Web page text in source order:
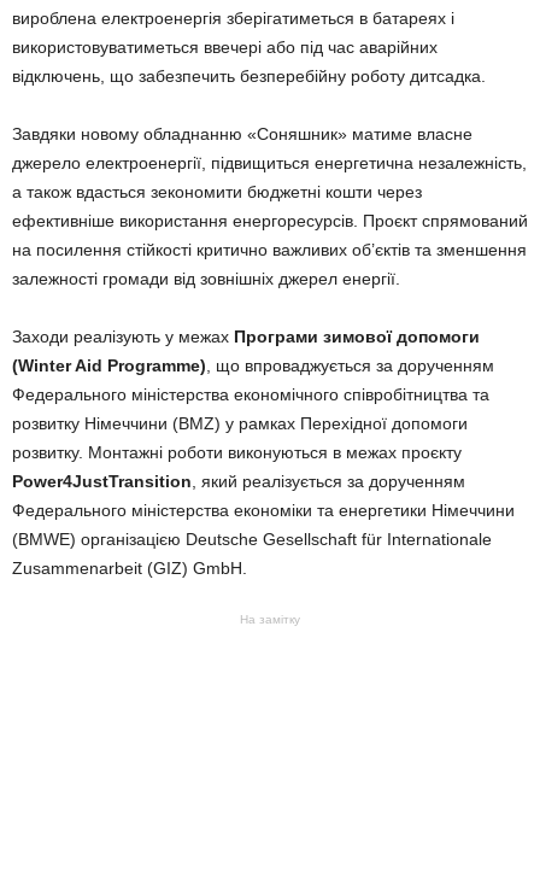
вироблена електроенергія зберігатиметься в батареях і
використовуватиметься ввечері або під час аварійних
відключень, що забезпечить безперебійну роботу дитсадка.
Завдяки новому обладнанню «Соняшник» матиме власне
джерело електроенергії, підвищиться енергетична незалежність,
а також вдасться зекономити бюджетні кошти через
ефективніше використання енергоресурсів. Проєкт спрямований
на посилення стійкості критично важливих об’єктів та зменшення
залежності громади від зовнішніх джерел енергії.
Заходи реалізують у межах Програми зимової допомоги
(Winter Aid Programme) , що впроваджується за дорученням
Федерального міністерства економічного співробітництва та
розвитку Німеччини (BMZ) у рамках Перехідної допомоги
розвитку. Монтажні роботи виконуються в межах проєкту
Power4JustTransition , який реалізується за дорученням
Федерального міністерства економіки та енергетики Німеччини
(BMWE) організацією Deutsche Gesellschaft für Internationale
Zusammenarbeit (GIZ) GmbH.
На замітку